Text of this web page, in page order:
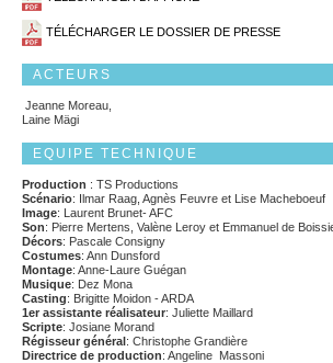
TÉLÉCHARGER LE DOSSIER DE PRESSE
ACTEURS
Jeanne Moreau,
Laine Mägi
EQUIPE TECHNIQUE
Production : TS Productions
Scénario: Ilmar Raag, Agnès Feuvre et Lise Macheboeuf
Image: Laurent Brunet- AFC
Son: Pierre Mertens, Valène Leroy et Emmanuel de
Décors: Pascale Consigny
Costumes: Ann Dunsford
Montage: Anne-Laure Guégan
Musique: Dez Mona
Casting: Brigitte Moidon - ARDA
1er assistante réalisateur: Juliette Maillard
Scripte: Josiane Morand
Régisseur général: Christophe Grandière
Directrice de production: Angeline Massoni